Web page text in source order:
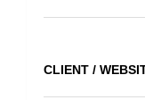
CLIENT /